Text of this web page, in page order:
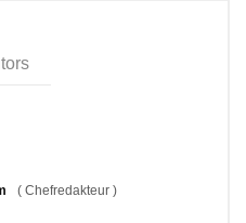
( Chefredakteur )